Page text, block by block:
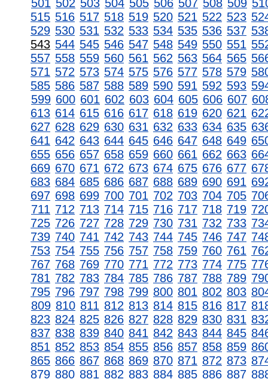
501 502 503 504 505 506 507 508 509
515 516 517 518 519 520 521 522 523
529 530 531 532 533 534 535 536 537
543 544 545 546 547 548 549 550 551
557 558 559 560 561 562 563 564 565
571 572 573 574 575 576 577 578 579
585 586 587 588 589 590 591 592 593
599 600 601 602 603 604 605 606 607
613 614 615 616 617 618 619 620 621
627 628 629 630 631 632 633 634 635
641 642 643 644 645 646 647 648 649
655 656 657 658 659 660 661 662 663
669 670 671 672 673 674 675 676 677
683 684 685 686 687 688 689 690 691
697 698 699 700 701 702 703 704 705
711 712 713 714 715 716 717 718 719
725 726 727 728 729 730 731 732 733
739 740 741 742 743 744 745 746 747
753 754 755 756 757 758 759 760 761
767 768 769 770 771 772 773 774 775
781 782 783 784 785 786 787 788 789
795 796 797 798 799 800 801 802 803
809 810 811 812 813 814 815 816 817
823 824 825 826 827 828 829 830 831
837 838 839 840 841 842 843 844 845
851 852 853 854 855 856 857 858 859
865 866 867 868 869 870 871 872 873
879 880 881 882 883 884 885 886 887